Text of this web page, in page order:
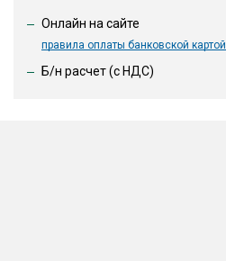
Онлайн на сайте
правила оплаты банковской картой
Б/н расчет (c НДС)